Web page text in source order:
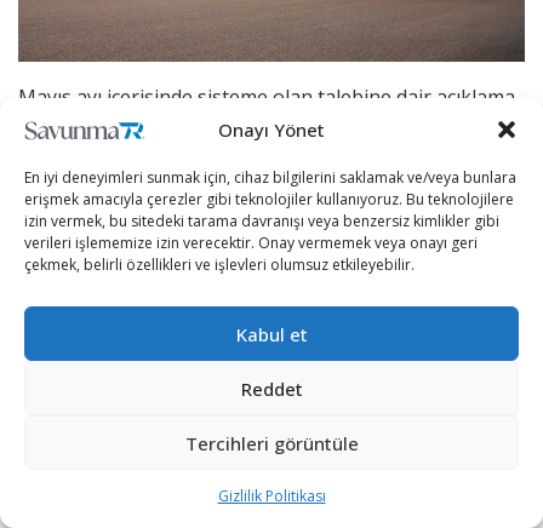
Onayı Yönet
En iyi deneyimleri sunmak için, cihaz bilgilerini saklamak ve/veya bunlara
erişmek amacıyla çerezler gibi teknolojiler kullanıyoruz. Bu teknolojilere
izin vermek, bu sitedeki tarama davranışı veya benzersiz kimlikler gibi
verileri işlememize izin verecektir. Onay vermemek veya onayı geri
çekmek, belirli özellikleri ve işlevleri olumsuz etkileyebilir.
Kabul et
Reddet
Tercihleri görüntüle
Gizlilik Politikası
Mayıs ayı içerisinde sisteme olan talebine dair açıklama
yapan Polonya, Temmuz ayı içerisinde Saab şirketi ile 2
Anlaşmanın Polonya için maliyeti 60 milyon dolar
olurken bu anlaşmayla birlikte Polonya Donanması’nın
envanteri en yeni teknolojilerle güçlenmişti.
Saab 340 Erken İhbar Uçağı, ilgili yer ekipmanıyla
birlikte, hava gözetimi ve arama kurtarma
operasyonları gibi hem askeri hem de sivil amaçlarla
kullanılabilecek kapsamlı bir görev çeşitliliği sunuyor.